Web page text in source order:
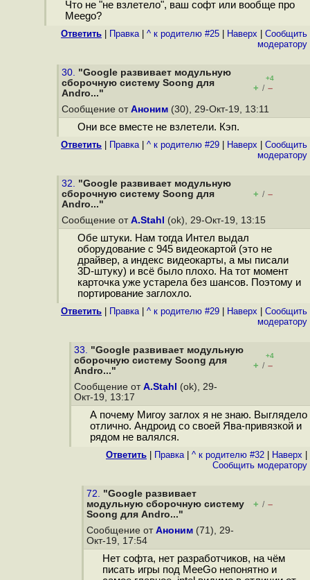
Что не "не взлетело", ваш софт или вообще про
Meego?
Ответить Правка| ^ к родителю #25 Наверх
Cообщить
модератору
30. "Google развивает модульную
сборочную систему Soong для
Andro..."
+4
+ / –
Сообщение от Аноним (30), 29-Окт-19, 13:11
Они все вместе не взлетели. Кэп.
Ответить Правка| ^ к родителю #29 Наверх
Cообщить
модератору
32. "Google развивает модульную
сборочную систему Soong для
Andro..."
+ / –
Сообщение от A.Stahl (ok), 29-Окт-19, 13:15
Обе штуки. Нам тогда Интел выдал
оборудование с 945 видеокартой (это не
драйвер, а индекс видеокарты, а мы писали
3D-штуку) и всё было плохо. На тот момент
карточка уже устарела без шансов. Поэтому и
портирование заглохло.
Ответить Правка| ^ к родителю #29 Наверх
Cообщить
модератору
33. "Google развивает модульную
сборочную систему Soong для
Andro..."
+4
+ / –
Сообщение от A.Stahl
(ok), 29-
Окт-19, 13:17
А почему Мигоу заглох я не знаю. Выглядело
отлично. Андроид со своей Ява-привязкой и
рядом не валялся.
Ответить Правка| ^ к родителю #32 Наверх
Cообщить модератору
72. "Google развивает
модульную сборочную систему
Soong для Andro..."
+ / –
Сообщение от Аноним (71), 29-
Окт-19, 17:54
Нет софта, нет разработчиков, на чём
писать игры под MeeGo непонятно и